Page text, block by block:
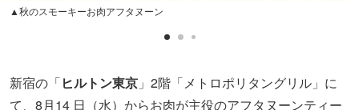
▲秋のスモーキーお肉アフタヌーン
新宿の「ヒルトン東京 」2階「メトロポリタングリル」に
て、8月14 日（水）からお肉が主役のアフタヌーンティー